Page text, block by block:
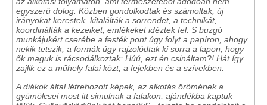
egyszerű dolog. Közben gondolkodtak és számoltak, új
irányokat kerestek, kitalálták a sorrendet, a technikát,
koordinálták a kezeiket, emlékeket idéztek fel. S buzgó
munkájukért cserébe a festék pont úgy folyt a papíron, ahogy
nekik tetszik, a formák úgy rajzolódtak ki sorra a lapon, hogy
ők maguk is rácsodálkoztak: Húú, ezt én csináltam?! Hát így
zajlik ez a műhely falai közt, a fejekben és a szívekben.
A diákok által létrehozott képek, az alkotás örömének a
gyümölcsei most itt simulnak a falakon, ajándékba kaptuk